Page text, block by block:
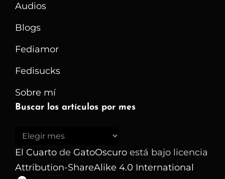
Audios
Blogs
Fediamor
Fedisucks
Sobre mí
Buscar los artículos por mes
Buscar
los
artículos
El Cuarto de GatoOscuro está bajo licencia
Attribution-ShareAlike 4.0 International